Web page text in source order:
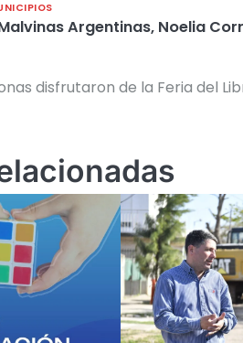
Argentinas, Noelia
disfrutaron de la Feria del